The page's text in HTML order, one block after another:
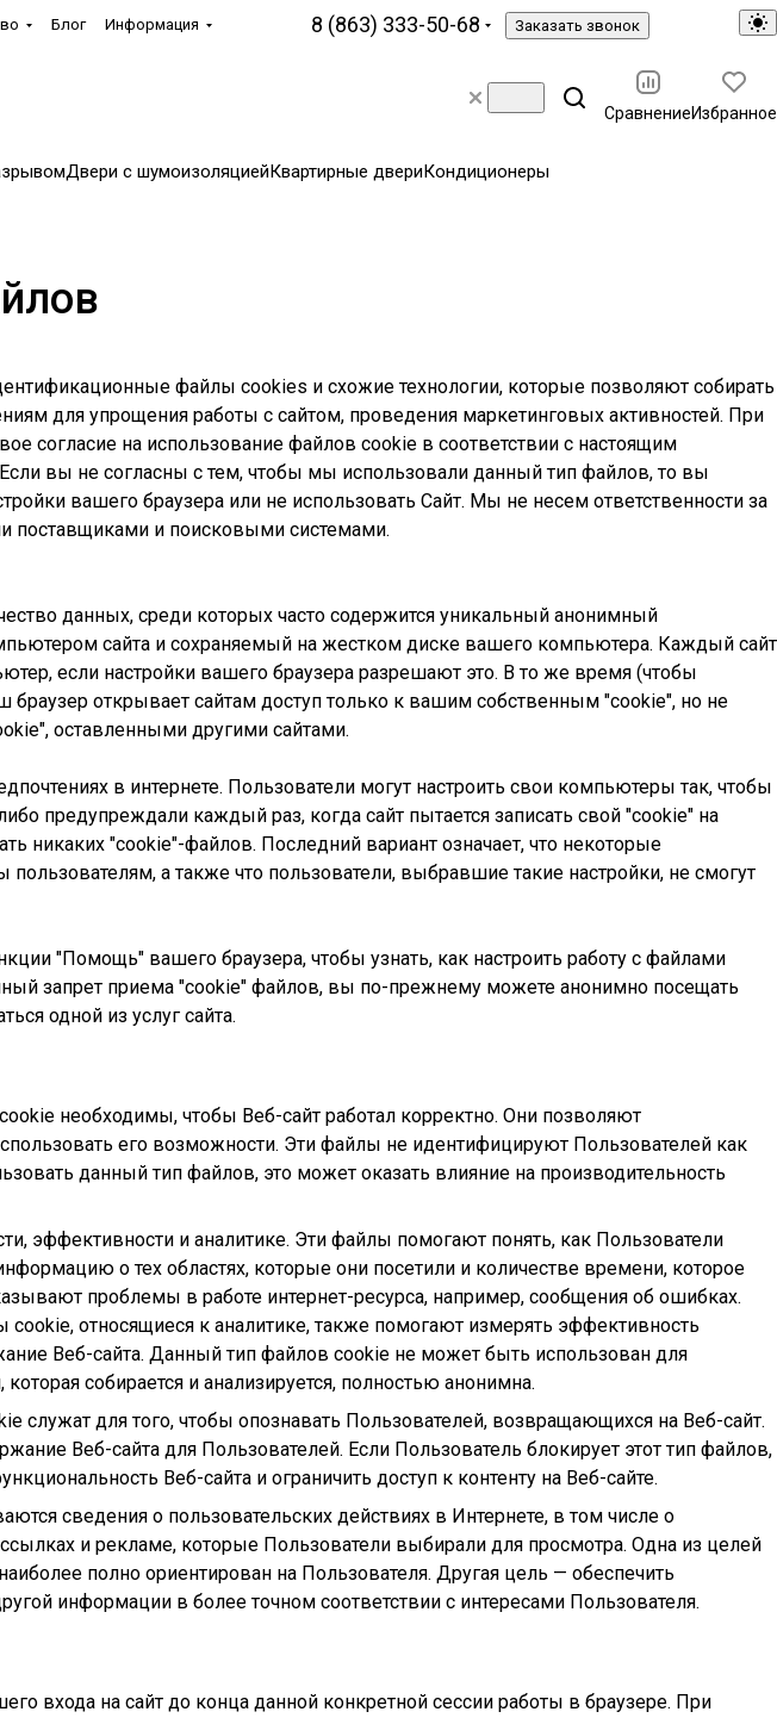
Блог Информация 8 (863) 333-50-68 Заказать звонок
СравнениеИзбранное
Двери с шумоизоляциейКвартирные двериКондиционеры
файлы cookies и схожие технологии, которые позволяют собирать
для упрощения работы с сайтом, проведения маркетинговых активностей. При
согласие на использование файлов cookie в соответствии с настоящим
вы не согласны с тем, чтобы мы использовали данный тип файлов, то вы
вашего браузера или не использовать Сайт. Мы не несем ответственности за
поставщиками и поисковыми системами.
данных, среди которых часто содержится уникальный анонимный
сайта и сохраняемый на жестком диске вашего компьютера. Каждый сайт
если настройки вашего браузера разрешают это. В то же время (чтобы
открывает сайтам доступ только к вашим собственным "cookie", но не
оставленными другими сайтами.
в интернете. Пользователи могут настроить свои компьютеры так, чтобы
предупреждали каждый раз, когда сайт пытается записать свой "cookie" на
никаких "cookie"-файлов. Последний вариант означает, что некоторые
а также что пользователи, выбравшие такие настройки, не смогут
"Помощь" вашего браузера, чтобы узнать, как настроить работу с файлами
запрет приема "cookie" файлов, вы по-прежнему можете анонимно посещать
одной из услуг сайта.
необходимы, чтобы Веб-сайт работал корректно. Они позволяют
его возможности. Эти файлы не идентифицируют Пользователей как
данный тип файлов, это может оказать влияние на производительность
эффективности и аналитике. Эти файлы помогают понять, как Пользователи
о тех областях, которые они посетили и количестве времени, которое
проблемы в работе интернет-ресурса, например, сообщения об ошибках.
cookie, относящиеся к аналитике, также помогают измерять эффективность
Веб-сайта. Данный тип файлов cookie не может быть использован для
собирается и анализируется, полностью анонимна.
для того, чтобы опознавать Пользователей, возвращающихся на Веб-сайт.
Веб-сайта для Пользователей. Если Пользователь блокирует этот тип файлов,
Веб-сайта и ограничить доступ к контенту на Веб-сайте.
сведения о пользовательских действиях в Интернете, в том числе о
и рекламе, которые Пользователи выбирали для просмотра. Одна из целей
полно ориентирован на Пользователя. Другая цель — обеспечить
информации в более точном соответствии с интересами Пользователя.
входа на сайт до конца данной конкретной сессии работы в браузере. При